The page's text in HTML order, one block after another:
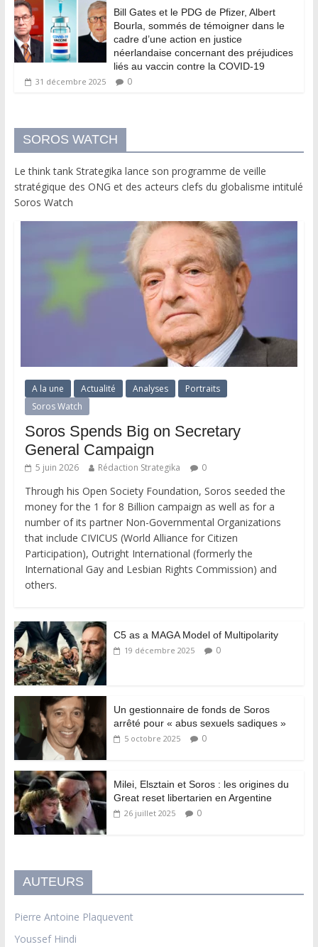
Bill Gates et le PDG de Pfizer, Albert
Bourla, sommés de témoigner dans le
cadre d’une action en justice
néerlandaise concernant des préjudices
liés au vaccin contre la COVID-19
31 décembre 2025 0
SOROS WATCH
Le think tank Strategika lance son programme de veille
stratégique des ONG et des acteurs clefs du globalisme intitulé
Soros Watch
A la une Actualité Analyses
Portraits
Soros Watch
Soros Spends Big on Secretary
General Campaign
5 juin 2026 Rédaction Strategika 0
Through his Open Society Foundation, Soros seeded the
money for the 1 for 8 Billion campaign as well as for a
number of its partner Non-Governmental Organizations
that include CIVICUS (World Alliance for Citizen
Participation), Outright International (formerly the
International Gay and Lesbian Rights Commission) and
others.
C5 as a MAGA Model of Multipolarity
19 décembre 2025 0
Un gestionnaire de fonds de Soros
arrêté pour « abus sexuels sadiques »
5 octobre 2025 0
Milei, Elsztain et Soros : les origines du
Great reset libertarien en Argentine
26 juillet 2025 0
AUTEURS
Pierre Antoine Plaquevent
Youssef Hindi